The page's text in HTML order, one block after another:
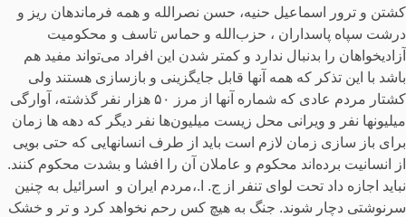
کشتن و ترور اسماعیل حنیه، حسن نصرالله و همه فرماندهان ریز و
درشت سپاه پاسداران ، حزب‌الله و حماس تاسف و محکومیت
آزادیخواهان را بدنبال ندارد و کمتر شدن این افراد می‌تواند مفید هم
باشد با این تذکر که همه آنها قابل جایگزینی و بازسازی هستند ولی
کشتار مردم عادی که شماره آنها از مرز ۵۰ هزار نفر گذشته، آوارگی
میلیونها نفر و ویرانی محل زیست میلیون‌ها نفر دیگر که دهه ها زمان
برای باز سازی زمان لازم است باید از طرف انسانهایی که حتی بویی
از انسانیت برده‌اند محکوم و عاملان آن را افشا و بشدت محکوم کنند.
نباید اجازه داد تحت لوای تنفر از ج. ا.،مردم ایران و اسرائیل به چنین
سرنوشتی دچار شوند. جنگ به هیچ کس رحم نخواهد کرد و تر و خشک